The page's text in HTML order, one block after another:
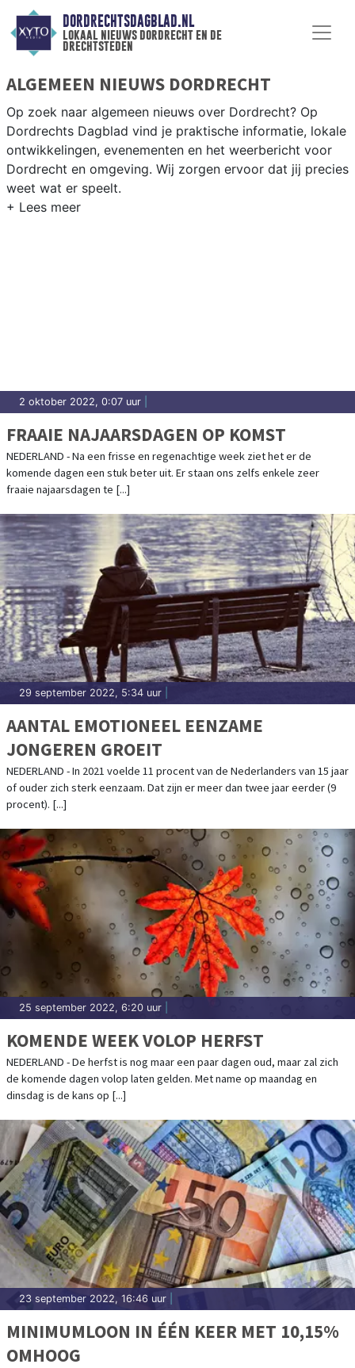
DORDRECHTSDAGBLAD.NL
lokaal nieuws dordrecht en de
drechtsteden
ALGEMEEN NIEUWS DORDRECHT
Op zoek naar algemeen nieuws over Dordrecht? Op
Dordrechts Dagblad vind je praktische informatie, lokale
ontwikkelingen, evenementen en het weerbericht voor
Dordrecht en omgeving. Wij zorgen ervoor dat jij precies
weet wat er speelt.
2 oktober 2022, 0:07 uur
FRAAIE NAJAARSDAGEN OP KOMST
NEDERLAND - Na een frisse en regenachtige week ziet het er de
komende dagen een stuk beter uit. Er staan ons zelfs enkele zeer
fraaie najaarsdagen te [...]
29 september 2022, 5:34 uur
AANTAL EMOTIONEEL EENZAME
JONGEREN GROEIT
NEDERLAND - In 2021 voelde 11 procent van de Nederlanders van 15 jaar
of ouder zich sterk eenzaam. Dat zijn er meer dan twee jaar eerder (9
procent). [...]
25 september 2022, 6:20 uur
KOMENDE WEEK VOLOP HERFST
NEDERLAND - De herfst is nog maar een paar dagen oud, maar zal zich
de komende dagen volop laten gelden. Met name op maandag en
dinsdag is de kans op [...]
23 september 2022, 16:46 uur
MINIMUMLOON IN ÉÉN KEER MET 10,15%
OMHOOG